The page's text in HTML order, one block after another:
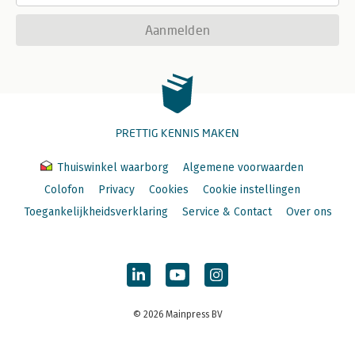
Aanmelden
PRETTIG KENNIS MAKEN
Thuiswinkel waarborg
Algemene voorwaarden
Colofon
Privacy Cookies
Cookie instellingen
Toegankelijkheidsverklaring
Service & Contact Over ons
© 2026 Mainpress BV